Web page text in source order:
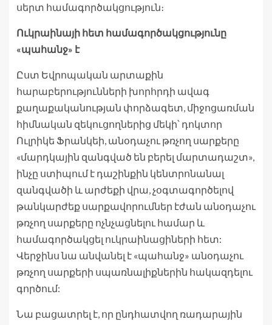
սերտ համագործակցություն։
Ուկրաինայի հետ համագործակցությունը
«պահանջ» է
Ըստ Եվրոպական արտաքին
հարաբերությունների խորհրդի ավագ
քաղաքականության փորձագետ, միջոցառման
հիմնական զեկուցողներից մեկի՝ դոկտոր
Ուլրիկե Ֆրանկեի, անօդաչու թռչող սարքերը
«մարդկային զանգված են բերել մարտադաշտ»,
ինչը ստիպում է դաշինքին կենտրոնանալ
զանգվածի և արժեքի վրա, չօգտագործելով
թանկարժեք սարքավորումներ էժան անօդաչու
թռչող սարքերը ոչնչացնելու համար և
համագործակցել ուկրաինացիների հետ:
Վերջինս նա անվանել է «պահանջ» անօդաչու
թռչող սարքերի սպառնալիքներին հակազդելու
գործում:
Նա բացատրել է, որ ընդհատվող ռադարային